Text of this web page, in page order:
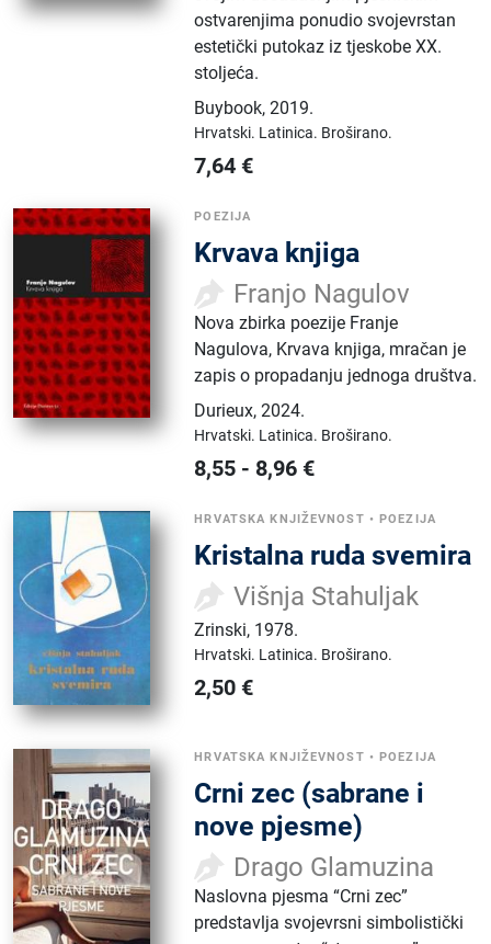
ostvarenjima ponudio svojevrstan
estetički putokaz iz tjeskobe XX.
stoljeća.
Buybook,2019.
Hrvatski. Latinica. Broširano.
7,64 €
POEZIJA
Krvava knjiga
Franjo Nagulov
Nova zbirka poezije Franje
Nagulova, Krvava knjiga, mračan je
zapis o propadanju jednoga društva.
Durieux,2024.
Hrvatski. Latinica. Broširano.
8,55 - 8,96 €
HRVATSKA KNJIŽEVNOST •POEZIJA
Kristalna ruda svemira
Višnja Stahuljak
Zrinski, 1978.
Hrvatski. Latinica. Broširano.
2,50 €
HRVATSKA KNJIŽEVNOST •POEZIJA
Crni zec (sabrane i
nove pjesme)
Drago Glamuzina
Naslovna pjesma “Crni zec”
predstavlja svojevrsni simbolistički